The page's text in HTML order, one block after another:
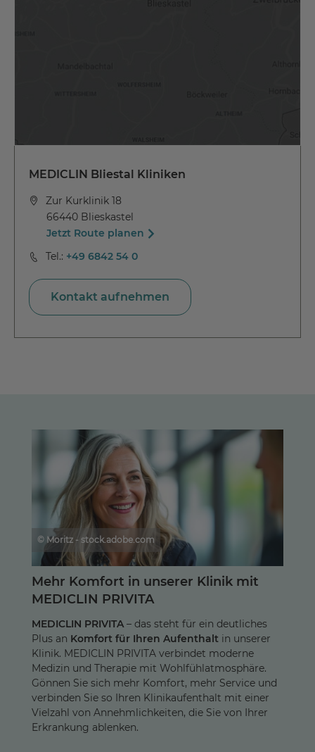
MEDICLIN Bliestal Kliniken
Zur Kurklinik 18
66440 Blieskastel
Jetzt Route planen
Tel.: +49 6842 54 0
Kontakt aufnehmen
© Moritz - stock.adobe.com
Mehr Komfort in unserer Klinik mit
MEDICLIN PRIVITA
MEDICLIN PRIVITA– das steht für ein deutliches
Plus an Komfort für Ihren Aufenthalt in unserer
Klinik. MEDICLIN PRIVITA verbindet moderne
Medizin und Therapie mit Wohlfühlatmosphäre.
Gönnen Sie sich mehr Komfort, mehr Service und
verbinden Sie so Ihren Klinikaufenthalt mit einer
Vielzahl von Annehmlichkeiten, die Sie von Ihrer
Erkrankung ablenken.